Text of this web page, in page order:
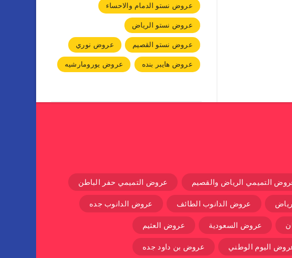
عروض نستو الدمام والاحساء
عروض نستو الرياض
عروض نستو القصيم
عروض نوري
عروض هايبر بنده
عروض يورومارشيه
التميمي الرياض والقصيم عروض التميمي حفر الباطن
عروض الدانوب الطائف عروض الدانوب جده
عروض السعودية عروض العثيم
اليوم الوطني عروض بن داود جده